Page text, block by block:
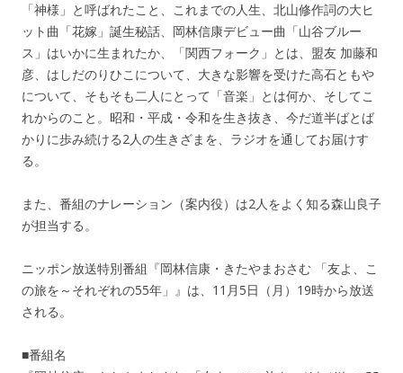
「神様」と呼ばれたこと、これまでの人生、北山修作詞の大ヒ
ット曲「花嫁」誕生秘話、岡林信康デビュー曲「山谷ブルー
ス」はいかに生まれたか、「関西フォーク」とは、盟友 加藤和
彦、はしだのりひこについて、大きな影響を受けた高石ともや
について、そもそも二人にとって「音楽」とは何か、そしてこ
れからのこと。昭和・平成・令和を生き抜き、今だ道半ばとば
かりに歩み続ける2人の生きざまを、ラジオを通してお届けす
る。
また、番組のナレーション（案内役）は2人をよく知る森山良子
が担当する。
ニッポン放送特別番組『岡林信康・きたやまおさむ 「友よ、こ
の旅を～それぞれの55年」』は、11月5日（月）19時から放送
される。
■番組名